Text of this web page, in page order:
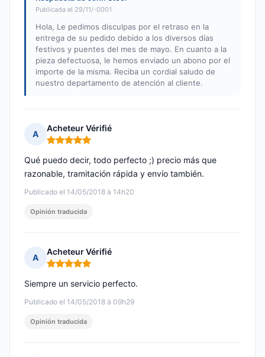
Publicada el 29/11/-0001
Hola, Le pedimos disculpas por el retraso en la
entrega de su pedido debido a los diversos días
festivos y puentes del mes de mayo. En cuanto a la
pieza defectuosa, le hemos enviado un abono por el
importe de la misma. Reciba un cordial saludo de
nuestro departamento de atención al cliente.
A
Acheteur Vérifié
Nota: 5 de 5
Publicado el 14/05/2018 à 14h20
Qué puedo decir, todo perfecto ;) precio más que
razonable, tramitación rápida y envío también.
Opinión traducida
A
Acheteur Vérifié
Nota: 5 de 5
Publicado el 14/05/2018 à 09h29
Siempre un servicio perfecto.
Opinión traducida